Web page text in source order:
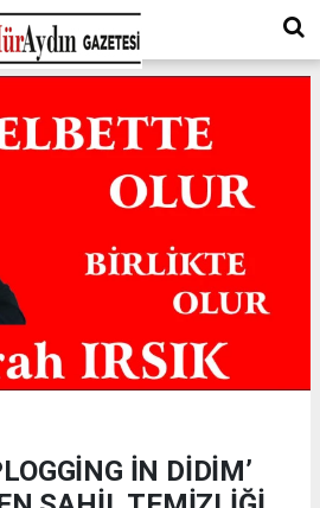
İN DİDİM’